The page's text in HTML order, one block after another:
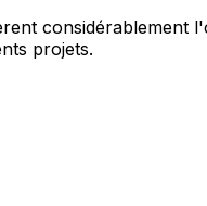
considérablement
projets.